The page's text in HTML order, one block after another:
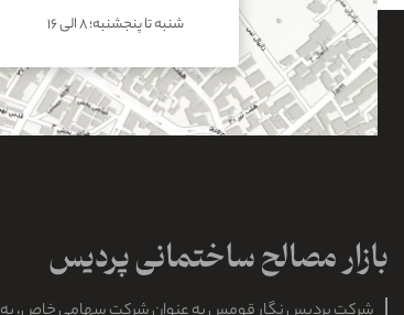
شنبه تا پنجشنبه؛ ۸ الی ۱۶